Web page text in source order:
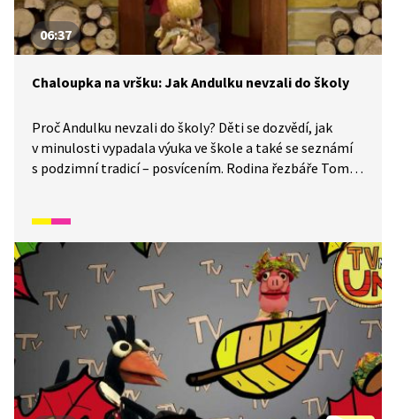
06:37
Chaloupka na vršku: Jak Andulku nevzali do školy
Proč Andulku nevzali do školy? Děti se dozvědí, jak
v minulosti vypadala výuka ve škole a také se seznámí
s podzimní tradicí – posvícením. Rodina řezbáře Tomše
skromné, ale veselé životy v souladu s přírodou. Video
inspirované lidovými zvyky a písněmi navazuje
na poetiku klasických Trnkových filmů. Pohádka je
vhodná také jako doplňkový materiál k výuce češtiny
pro cizince.